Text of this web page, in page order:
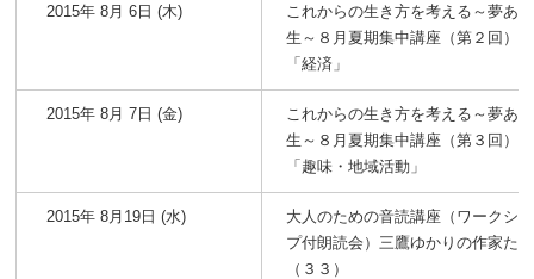
2015年 8月 6日 (木)
これからの生き方を考える～夢あ
生～８月夏期集中講座（第２回）
「経済」
2015年 8月 7日 (金)
これからの生き方を考える～夢あ
生～８月夏期集中講座（第３回）
「趣味・地域活動」
2015年 8月19日 (水)
大人のための音読講座（ワークシ
プ付朗読会）三鷹ゆかりの作家たち
（３３）